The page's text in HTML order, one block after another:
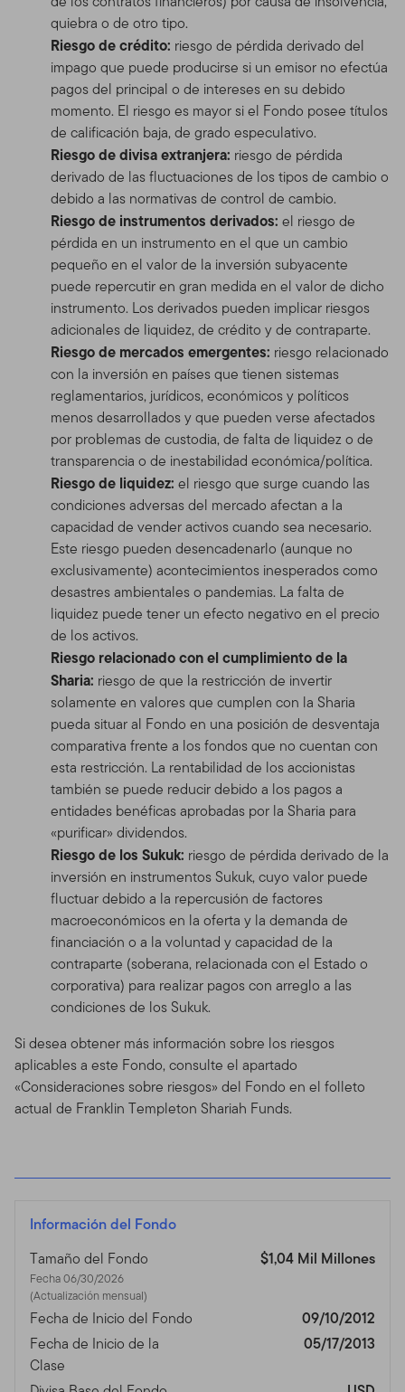
quiebra o de otro tipo.
Riesgo de crédito: riesgo de pérdida derivado del
impago que puede producirse si un emisor no efectúa
pagos del principal o de intereses en su debido
momento. El riesgo es mayor si el Fondo posee títulos
de calificación baja, de grado especulativo.
Riesgo de divisa extranjera: riesgo de pérdida
derivado de las fluctuaciones de los tipos de cambio o
debido a las normativas de control de cambio.
Riesgo de instrumentos derivados: el riesgo de
pérdida en un instrumento en el que un cambio
pequeño en el valor de la inversión subyacente
puede repercutir en gran medida en el valor de dicho
instrumento. Los derivados pueden implicar riesgos
adicionales de liquidez, de crédito y de contraparte.
Riesgo de mercados emergentes: riesgo relacionado
con la inversión en países que tienen sistemas
reglamentarios, jurídicos, económicos y políticos
menos desarrollados y que pueden verse afectados
por problemas de custodia, de falta de liquidez o de
transparencia o de inestabilidad económica/política.
Riesgo de liquidez: el riesgo que surge cuando las
condiciones adversas del mercado afectan a la
capacidad de vender activos cuando sea necesario.
Este riesgo pueden desencadenarlo (aunque no
exclusivamente) acontecimientos inesperados como
desastres ambientales o pandemias. La falta de
liquidez puede tener un efecto negativo en el precio
de los activos.
Riesgo relacionado con el cumplimiento de la
Sharia: riesgo de que la restricción de invertir
solamente en valores que cumplen con la Sharia
pueda situar al Fondo en una posición de desventaja
comparativa frente a los fondos que no cuentan con
esta restricción. La rentabilidad de los accionistas
también se puede reducir debido a los pagos a
entidades benéficas aprobadas por la Sharia para
«purificar» dividendos.
Riesgo de los Sukuk: riesgo de pérdida derivado de la
inversión en instrumentos Sukuk, cuyo valor puede
fluctuar debido a la repercusión de factores
macroeconómicos en la oferta y la demanda de
financiación o a la voluntad y capacidad de la
contraparte (soberana, relacionada con el Estado o
corporativa) para realizar pagos con arreglo a las
condiciones de los Sukuk.
Si desea obtener más información sobre los riesgos
aplicables a este Fondo, consulte el apartado
«Consideraciones sobre riesgos» del Fondo en el folleto
actual de Franklin Templeton Shariah Funds.
Información del Fondo
Tamaño del Fondo
Fecha 06/30/2026
(Actualización mensual)
$1,04 Mil Millones
Fecha de Inicio del Fondo
09/10/2012
Fecha de Inicio de la
Clase
05/17/2013